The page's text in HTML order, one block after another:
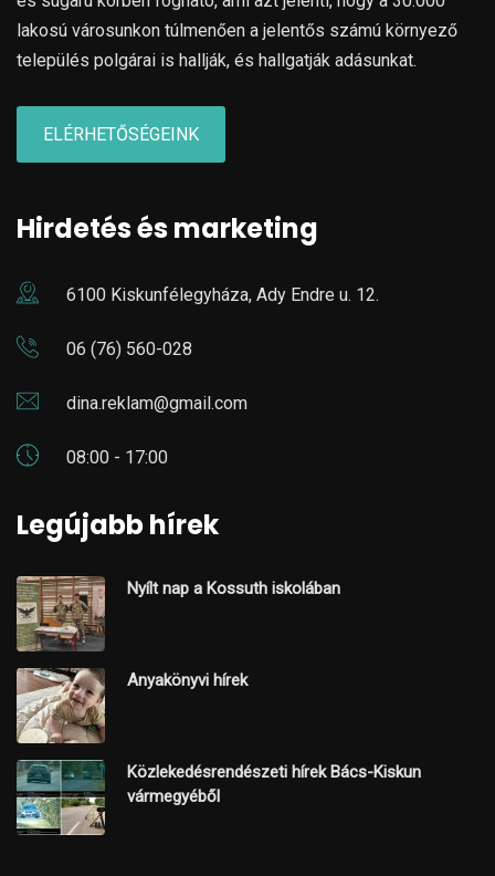
lakosú városunkon túlmenően a jelentős számú környező
település polgárai is hallják, és hallgatják adásunkat.
ELÉRHETŐSÉGEINK
Hirdetés és marketing
6100 Kiskunfélegyháza, Ady Endre u. 12.
06 (76) 560-028
dina.reklam@gmail.com
08:00 - 17:00
Legújabb hírek
Nyílt nap a Kossuth iskolában
Anyakönyvi hírek
Közlekedésrendészeti hírek Bács-Kiskun
vármegyéből